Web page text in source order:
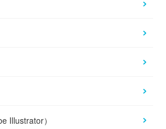
Illustrator）